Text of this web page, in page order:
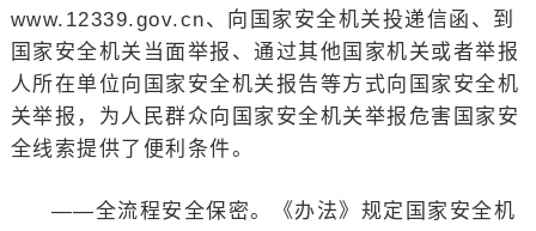
www.12339.gov.cn、向国家安全机关投递信函、到
国家安全机关当面举报、通过其他国家机关或者举报
人所在单位向国家安全机关报告等方式向国家安全机
关举报，为人民群众向国家安全机关举报危害国家安
全线索提供了便利条件。
——全流程安全保密。《办法》规定国家安全机